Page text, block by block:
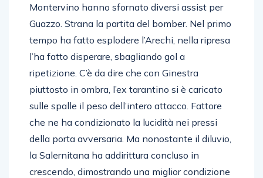
Montervino hanno sfornato diversi assist per
Guazzo. Strana la partita del bomber. Nel primo
tempo ha fatto esplodere l’Arechi, nella ripresa
l’ha fatto disperare, sbagliando gol a
ripetizione. C’è da dire che con Ginestra
piuttosto in ombra, l’ex tarantino si è caricato
sulle spalle il peso dell’intero attacco. Fattore
che ne ha condizionato la lucidità nei pressi
della porta avversaria. Ma nonostante il diluvio,
la Salernitana ha addirittura concluso in
crescendo, dimostrando una miglior condizione